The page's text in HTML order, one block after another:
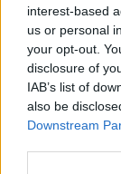
interest-based
us or personal
your opt-out.
disclosure of
IAB’s list of
also be
Downstream
A litván
valamint a
képviseletről
főkonzulátus
munkatársat
alapján"